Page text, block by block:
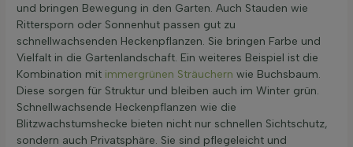
und bringen Bewegung in den Garten. Auch Stauden wie
Rittersporn oder Sonnenhut passen gut zu
schnellwachsenden Heckenpflanzen. Sie bringen Farbe und
Vielfalt in die Gartenlandschaft. Ein weiteres Beispiel ist die
Kombination mit immergrünen Sträuchern wie Buchsbaum.
Diese sorgen für Struktur und bleiben auch im Winter grün.
Schnellwachsende Heckenpflanzen wie die
Blitzwachstumshecke bieten nicht nur schnellen Sichtschutz,
sondern auch Privatsphäre. Sie sind pflegeleicht und